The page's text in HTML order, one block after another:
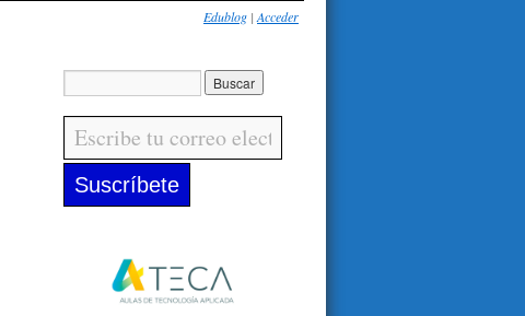
Edublog | Acceder
Escribe tu correo electrónico…
Suscríbete